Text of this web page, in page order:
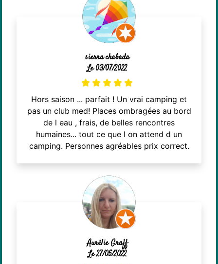
sierra chabada
Le 03/07/2022
Hors saison ... parfait ! Un vrai camping et
pas un club med! Places ombragées au bord
de l eau , frais, de belles rencontres
humaines... tout ce que l on attend d un
camping. Personnes agréables prix correct.
Aurélie Graff
Le 27/05/2022